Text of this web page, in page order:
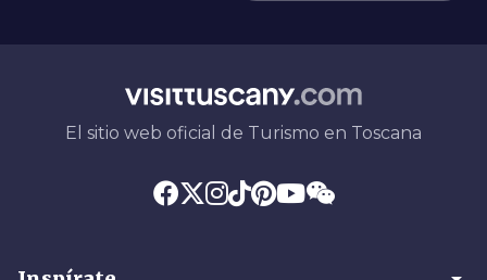
El sitio web oficial de Turismo en Toscana